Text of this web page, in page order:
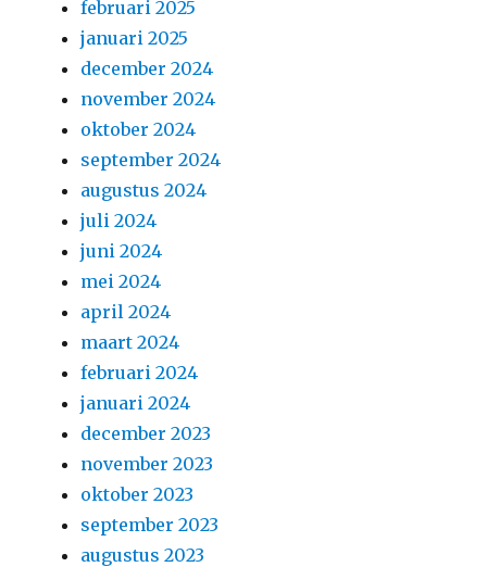
februari 2025
januari 2025
december 2024
november 2024
oktober 2024
september 2024
augustus 2024
juli 2024
juni 2024
mei 2024
april 2024
maart 2024
februari 2024
januari 2024
december 2023
november 2023
oktober 2023
september 2023
augustus 2023